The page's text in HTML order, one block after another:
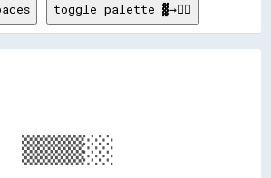
toggle palette ▓→✊🏽
▒▒▒▒░░